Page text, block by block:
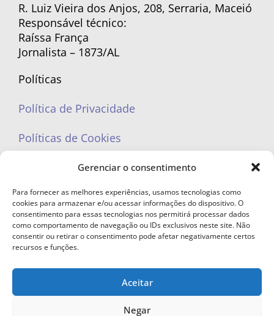
Gerenciar o consentimento
Para fornecer as melhores experiências, usamos tecnologias como
cookies para armazenar e/ou acessar informações do dispositivo. O
consentimento para essas tecnologias nos permitirá processar dados
como comportamento de navegação ou IDs exclusivos neste site. Não
consentir ou retirar o consentimento pode afetar negativamente certos
recursos e funções.
Aceitar
Negar
R. Luiz Vieira dos Anjos, 208, Serraria, Maceió
Responsável técnico:
Raíssa França
Jornalista – 1873/AL
Políticas
Política de Privacidade
Políticas de Cookies
portaleufemea@gmail.com
© Copyright 2023 - Todos os direitos reservados. Proibida cópia total ou
parcial sem autorização.